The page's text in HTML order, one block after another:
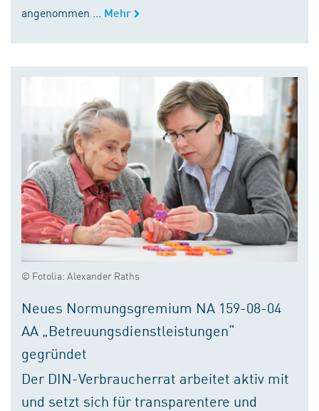
angenommen ...
Mehr
© Fotolia: Alexander Raths
Neues Normungsgremium NA 159-08-04
AA „Betreuungsdienstleistungen“
gegründet
Der DIN-Verbraucherrat arbeitet aktiv mit
und setzt sich für transparentere und